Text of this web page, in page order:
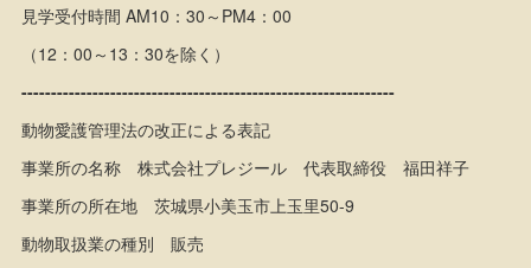
見学受付時間 AM10：30～PM4：00
（12：00～13：30を除く）
---------------------------------------------------------------
動物愛護管理法の改正による表記
事業所の名称 株式会社プレジール 代表取締役 福田祥子
事業所の所在地 茨城県小美玉市上玉里50-9
動物取扱業の種別 販売